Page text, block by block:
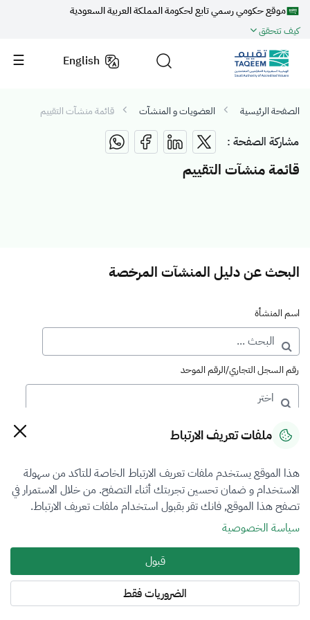
موقع حكومي رسمي تابع لحكومة المملكة العربية السعودية
كيف تتحقق
English
الصفحة الرئيسية العضويات و المنشآت قائمة منشآت التقييم
مشاركة الصفحة :
قائمة منشآت التقييم
البحث عن دليل المنشآت المرخصة
اسم المنشأة
رقم السجل التجاري/الرقم الموحد
رقم الترخيص
التصنيف
الكل
فرع التقييم
ملفات تعريف الارتباط
هذا الموقع يستخدم ملفات تعريف الارتباط الخاصة للتاكد من سهولة
الاستخدام و ضمان تحسين تجربتك أثناء التصفح. من خلال الاستمرار في
تصفح هذا الموقع, فانك تقر بقبول استخدام ملفات تعريف الارتباط.
سياسة الخصوصية
قبول
الضروريات فقط